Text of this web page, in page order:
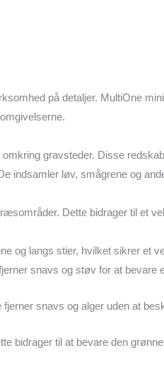
på detaljer. MultiOne
gravsteder. Disse
indsamler løv, smågrene og
Dette bidrager til et
og langs stier, hvilket sikrer et
snavs og støv for at bevare
snavs og alger uden at
bidrager til at bevare den